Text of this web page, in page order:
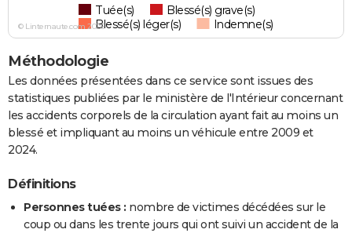
Tuée(s)
Blessé(s) grave(s)
Blessé(s) léger(s)
Indemne(s)
© Linternaute.com 2026
Méthodologie
Les données présentées dans ce service sont issues des
statistiques publiées par le ministère de l'Intérieur concernant
les accidents corporels de la circulation ayant fait au moins un
blessé et impliquant au moins un véhicule entre 2009 et
2024.
Définitions
Personnes tuées : nombre de victimes décédées sur le
coup ou dans les trente jours qui ont suivi un accident de la